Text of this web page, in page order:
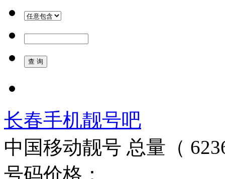
长春手机靓号吧
中国移动靓号 总量（
号码价格：